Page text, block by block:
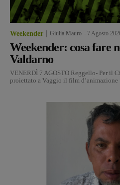
Weekender Giulia Mauro 7 Agosto
Weekender: cosa fare
Valdarno
VENERDÌ 7 AGOSTO Reggello- Per il
proiettato a Vaggio il film d’animazione